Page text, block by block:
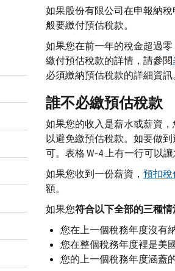
如果股份有限公司在申報納
般要繳付預估稅款。
如果您在前一年的稅金超過
繳付預估稅款的詳情，請參閱
必須繳納預估稅款的詳細資訊。
誰不必繳預估稅款
如果您的收入是薪水或薪資
以避免繳預估稅款。如要做
可。表格W-4 上有一行可以
如果您收到一份薪資， 預扣
額。
如果您符合以下全部的三種情
您在上一個稅務年度沒有
您在整個稅務年度裡是美
您的上一個稅務年度涵蓋